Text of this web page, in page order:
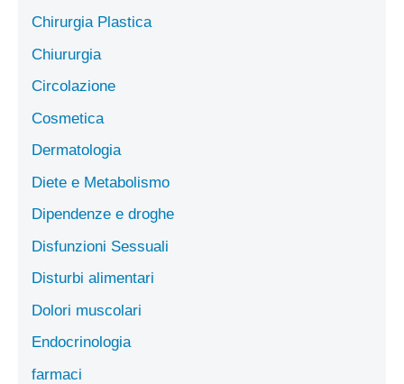
Chirurgia Plastica
Chiururgia
Circolazione
Cosmetica
Dermatologia
Diete e Metabolismo
Dipendenze e droghe
Disfunzioni Sessuali
Disturbi alimentari
Dolori muscolari
Endocrinologia
farmaci